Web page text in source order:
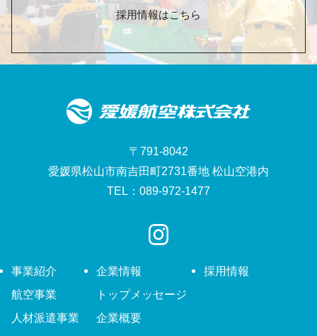
採用情報はこちら
〒791-8042
愛媛県松山市南吉田町2731番地 松山空港内
TEL：089-972-1477
事業紹介
航空事業
人材派遣事業
企業情報
トップメッセージ
企業概要
採用情報